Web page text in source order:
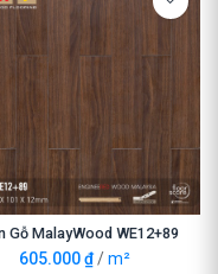
Gỗ MalayWood WE12+89
605.000₫ /m²